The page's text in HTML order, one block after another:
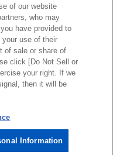
利用規程
針
Information
ウント
of our website
who may
have provided to
use of their
of sale or share of
click [Do Not Sell or
your right. If we
then it will be
Information